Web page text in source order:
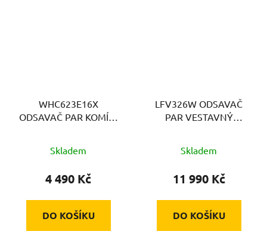
WHC623E16X
ODSAVAČ PAR KOMÍN.
Skladem
4 490 Kč
DO KOŠÍKU
LFV326W ODSAVAČ
PAR VESTAVNÝ
Skladem
11 990 Kč
DO KOŠÍKU